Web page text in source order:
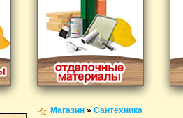
Магазин » Сантехника